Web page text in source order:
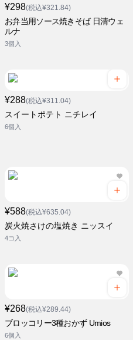
¥298(税込¥321.84)
お弁当用ソース焼きそば 日清ウェ
ルナ
3個入
¥288(税込¥311.04)
スイートポテト ニチレイ
6個入
¥588(税込¥635.04)
炭火焼さけの塩焼き ニッスイ
4コ入
¥268(税込¥289.44)
ブロッコリー3種おかず Umios
6個入